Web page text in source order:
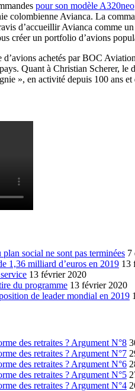
pour son modèle A320neo
colombienne Avianca. La
d’accueillir Avianca comme
créer un portfolio d’avions
achetés par BOC
Quant à Christian Scherer,
», en activité depuis 100 ans
social ne sont pas terminées 7
1,36 milliard d’euros en 2019 13
13 février 2020
du programme 13 février 2020
de leader mondial en 2019
des retraites ? Argument N°8
des retraites ? Argument N°7
des retraites ? Argument N°6
des retraites ? Argument N°5
des retraites ? Argument N°4